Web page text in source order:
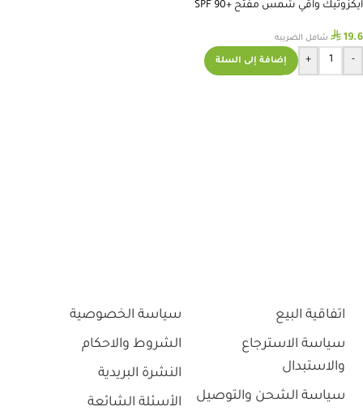
ايكزوتيك واقي شمس مفتح SPF 90+
⃁ 19.6 شامل الضريبه
-
+ إضافة إلى السلة
اتفاقية البيع
سياسة الاسترجاع
والاستبدال
سياسة الشحن والتوصيل
سياسة الخصوصية
الشروط والاحكام
النشرة البريدية
الأسئلة الشائعة